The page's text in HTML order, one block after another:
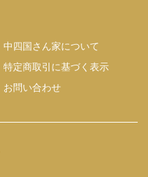
中四国さん家について
特定商取引に基づく表示
お問い合わせ